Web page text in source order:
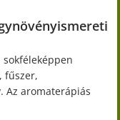
fűszer,
Az aromaterápiás